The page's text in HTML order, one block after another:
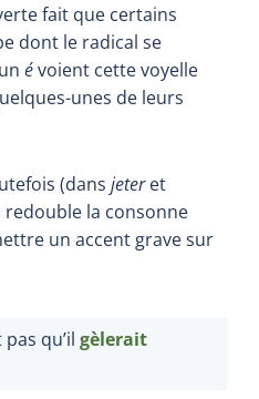
fait que certains
dont le radical se
évoient cette voyelle
unes de leurs
(dans jeteret
la consonne
un accent grave sur
qu’il gèlerait